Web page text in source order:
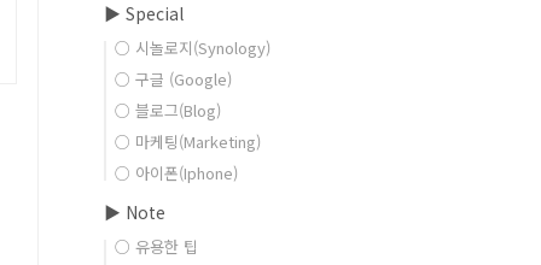
▶ Special
○ 시놀로지(Synology)
○ 구글 (Google)
○ 블로그(Blog)
○ 마케팅(Marketing)
○ 아이폰(Iphone)
▶ Note
○ 유용한 팁